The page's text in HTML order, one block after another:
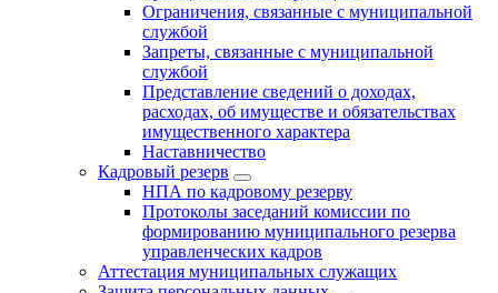
Ограничения, связанные с муниципальной
службой
Запреты, связанные с муниципальной
службой
Представление сведений о доходах,
расходах, об имуществе и обязательствах
имущественного характера
Наставничество
Кадровый резерв
НПА по кадровому резерву
Протоколы заседаний комиссии по
формированию муниципального резерва
управленческих кадров
Аттестация муниципальных служащих